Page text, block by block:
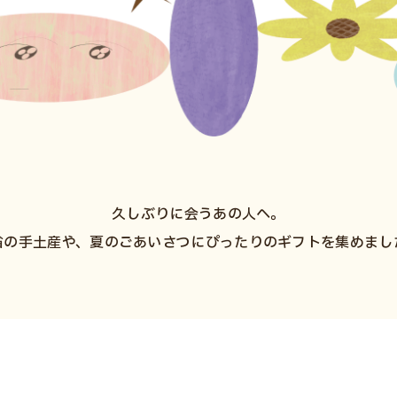
久しぶりに会うあの人へ。
手土産や、夏のごあいさつにぴったりのギフトを集めま